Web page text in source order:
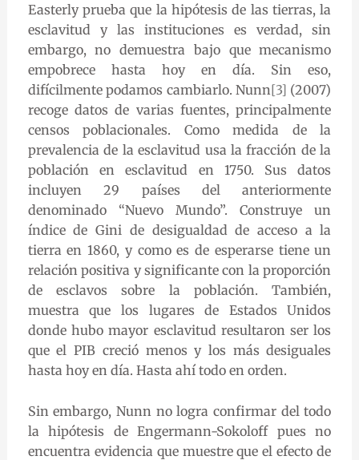
Easterly prueba que la hipótesis de las tierras, la
esclavitud y las instituciones es verdad, sin
embargo, no demuestra bajo que mecanismo
empobrece hasta hoy en día. Sin eso,
difícilmente podamos cambiarlo. Nunn[3] (2007)
recoge datos de varias fuentes, principalmente
censos poblacionales. Como medida de la
prevalencia de la esclavitud usa la fracción de la
población en esclavitud en 1750. Sus datos
incluyen 29 países del anteriormente
denominado “Nuevo Mundo”. Construye un
índice de Gini de desigualdad de acceso a la
tierra en 1860, y como es de esperarse tiene un
relación positiva y significante con la proporción
de esclavos sobre la población. También,
muestra que los lugares de Estados Unidos
donde hubo mayor esclavitud resultaron ser los
que el PIB creció menos y los más desiguales
hasta hoy en día. Hasta ahí todo en orden.
Sin embargo, Nunn no logra confirmar del todo
la hipótesis de Engermann-Sokoloff pues no
encuentra evidencia que muestre que el efecto de